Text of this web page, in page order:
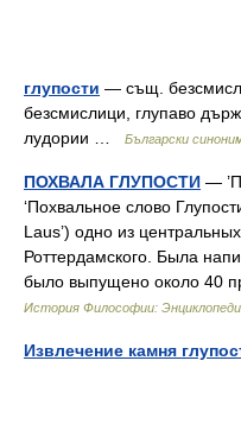
глупости — същ.
безсмислици, глупаво
лудории …
Български
ПОХВАЛА ГЛУПОСТИ —
‘Похвальное слово
Laus’) одно из
Роттердамского. Была
было выпущено около 40
История Философии:
Извлечение камня